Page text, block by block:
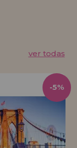
ver todas
-5%